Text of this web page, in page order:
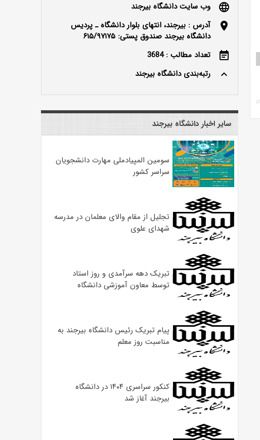
language
وب سایت دانشگاه بیرجند
location_on
آدرس : بیرجند، انتهای بلوار دانشگاه ـ پردیس
دانشگاه بیرجند صندوق پستی: ۶۱۵/۹۷۱۷۵
event_note
تعداد مطالب : 3684
keyboard_arrow_up
رتبه‌بندی دانشگاه بیرجند
سایر اخبار دانشگاه بیرجند
سومین المپیادملی مهارت دانشجویان
سراسر کشور
تجلیل از مقام والای معلمان در مدرسه
شهدای علوی
تبریک دهه سرآمدی و روز استاد
توسط معاون آموزشی دانشگاه
پیام تبریک رئیس دانشگاه بیرجند به
مناسبت روز معلم
کنکور سراسری ۱۴۰۴ در دانشگاه
بیرجند آغاز شد